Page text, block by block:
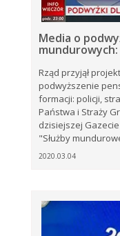
Media o
mundurowych:
Rząd przyjął
podwyższenie
formacji: policji,
Państwa i Straży
dzisiejszej
"Służby
2020.03.04